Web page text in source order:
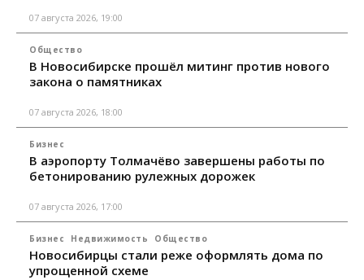
07 августа 2026, 19:00
Общество
В Новосибирске прошёл митинг против нового
закона о памятниках
07 августа 2026, 18:00
Бизнес
В аэропорту Толмачёво завершены работы по
бетонированию рулежных дорожек
07 августа 2026, 17:00
Бизнес Недвижимость Общество
Новосибирцы стали реже оформлять дома по
упрощенной схеме